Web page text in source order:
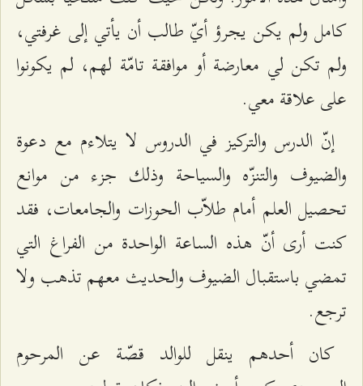
كامل ولم يكن يجرؤ أيّ طالب أن يأتي إلى غرفتي،
ولم تكن لي معارضة أو موافقة تامّة لهم، لم يكونوا
على علاقة معي.
إنّ الدرس والتركيز في الدروس لا يتلاءم مع دعوة
والضيوف والتنزّه والسياحة وذلك جزء من موانع
تحصيل العلم أمام طلاّب الحوزات والجامعات، فقد
كنت أرى أنّ هذه الساعة الواحدة من الفراغ التي
تمضي باستقبال الضيوف والحديث معهم تذهب ولا
ترجع.
كان أحدهم ينقل للوالد قصّة عن المرحوم